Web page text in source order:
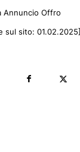
Annuncio Offro
sul sito: 01.02.2025]